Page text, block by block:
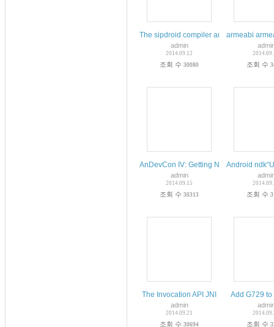
The sipdroid compiler and imported
admin
2014.09.12
조회 수 30080
armeabi
조회 수
AnDevCon IV: Getting Native with NDK
admin
2014.09.15
조회 수 30313
Android
조회 수
The Invocation API JNI
admin
2014.09.21
조회 수 30694
Add G729
조회 수